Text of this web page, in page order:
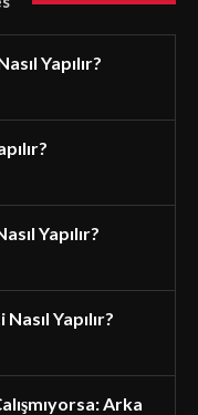
Yapılır?
Yapılır?
Yapılır?
Arka